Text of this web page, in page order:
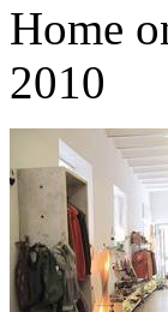
Home
2010